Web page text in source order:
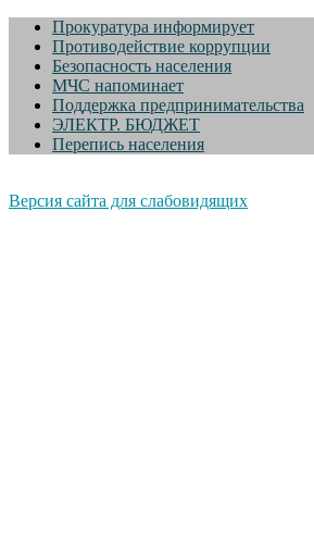
Прокуратура информирует
Противодействие коррупции
Безопасность населения
МЧС напоминает
Поддержка предпринимательства
ЭЛЕКТР. БЮДЖЕТ
Перепись населения
Версия сайта для слабовидящих